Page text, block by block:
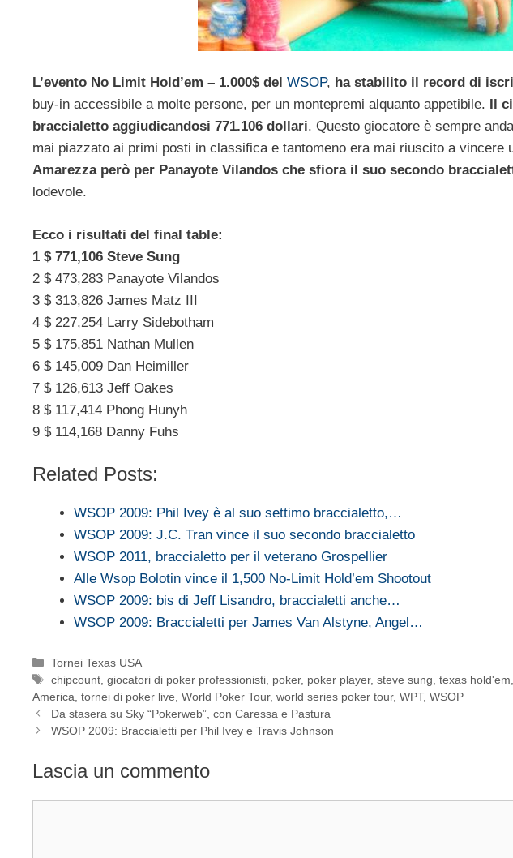
L’evento No Limit Hold’em – 1.000$ del WSOP, ha stabilito il record di
buy-in accessibile a molte persone, per un montepremi alquanto appetibile.
Il
braccialetto aggiudicandosi 771.106 dollari. Questo giocatore è sempre
mai piazzato ai primi posti in classifica e tantomeno era mai riuscito a vincere
Amarezza però per Panayote Vilandos che sfiora il suo secondo
lodevole.
Ecco i risultati del final table:
1 $ 771,106 Steve Sung
2 $ 473,283 Panayote Vilandos
3 $ 313,826 James Matz III
4 $ 227,254 Larry Sidebotham
5 $ 175,851 Nathan Mullen
6 $ 145,009 Dan Heimiller
7 $ 126,613 Jeff Oakes
8 $ 117,414 Phong Hunyh
9 $ 114,168 Danny Fuhs
Related Posts:
WSOP 2009: Phil Ivey è al suo settimo braccialetto,…
WSOP 2009: J.C. Tran vince il suo secondo braccialetto
WSOP 2011, braccialetto per il veterano Grospellier
Alle Wsop Bolotin vince il 1,500 No-Limit Hold’em Shootout
WSOP 2009: bis di Jeff Lisandro, braccialetti anche…
WSOP 2009: Braccialetti per James Van Alstyne, Angel…
Categorie
Tornei Texas USA
Tag
chipcount ,giocatori di poker professionisti poker, poker player,steve sung ,texas hold'em
America tornei di poker live World Poker Tour, world series poker tour, WPT, WSOP
Da stasera su Sky “Pokerweb”, con Caressa e Pastura
WSOP 2009: Braccialetti per Phil Ivey e Travis Johnson
Lascia un commento